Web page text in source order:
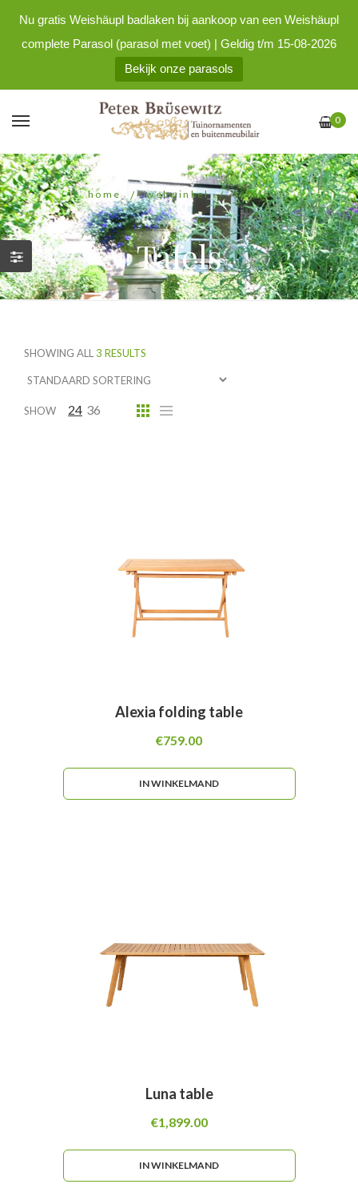
Nu gratis Weishäupl badlaken bij aankoop van een Weishäupl
complete Parasol (parasol met voet) | Geldig t/m 15-08-2026
Bekijk onze parasols
0
home / webwinkel / tafels
Tafels
SHOWING ALL 3 RESULTS
SHOW 24 36
Alexia folding table
€759.00
IN WINKELMAND
Luna table
€1,899.00
IN WINKELMAND